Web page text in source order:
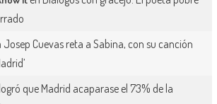
Josep Cuevas reta a Sabina, con su canción
que Madrid acaparase el 73% de la